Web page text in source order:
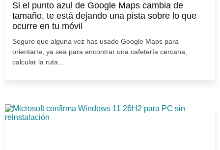
Si el punto azul de Google Maps cambia de
tamaño, te está dejando una pista sobre lo que
ocurre en tu móvil
Seguro que alguna vez has usado Google Maps para
orientarte, ya sea para encontrar una cafetería cercana,
calcular la ruta...